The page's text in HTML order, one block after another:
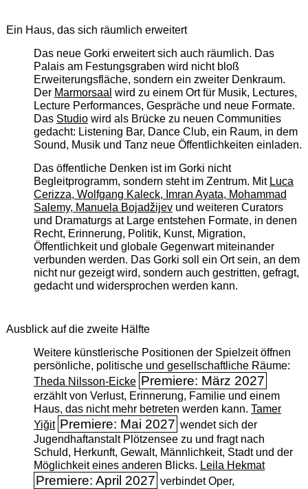
Ein Haus, das sich räumlich erweitert
Das neue Gorki erweitert sich auch räumlich. Das
Palais am Festungsgraben wird nicht bloß
Erweiterungsfläche, sondern ein zweiter Denkraum.
Der Marmorsaal wird zu einem Ort für Musik, Lectures,
Lecture Performances, Gespräche und neue Formate.
Das Studiowird als Brücke zu neuen Communities
gedacht: Listening Bar, Dance Club, ein Raum, in dem
Sound, Musik und Tanz neue Öffentlichkeiten einladen.
Das öffentliche Denken ist im Gorki nicht
Begleitprogramm, sondern steht im Zentrum. Mit Luca
Cerizza, Wolfgang Kaleck, Imran Ayata, Mohammad
Salemy, Manuela Bojadžijevund weiteren Curators
und Dramaturgs at Large entstehen Formate, in denen
Recht, Erinnerung, Politik, Kunst, Migration,
Öffentlichkeit und globale Gegenwart miteinander
verbunden werden. Das Gorki soll ein Ort sein, an dem
nicht nur gezeigt wird, sondern auch gestritten, gefragt,
gedacht und widersprochen werden kann.
Ausblick auf die zweite Hälfte
Weitere künstlerische Positionen der Spielzeit öffnen
persönliche, politische und gesellschaftliche Räume:
Theda Nilsson-Eicke Premiere: März 2027
erzählt von Verlust, Erinnerung, Familie und einem
Haus, das nicht mehr betreten werden kann. Tamer
Yiğit Premiere: Mai 2027 wendet sich der
Jugendhaftanstalt Plötzensee zu und fragt nach
Schuld, Herkunft, Gewalt, Männlichkeit, Stadt und der
Möglichkeit eines anderen Blicks. Leila Hekmat
Premiere: April 2027 verbindet Oper,